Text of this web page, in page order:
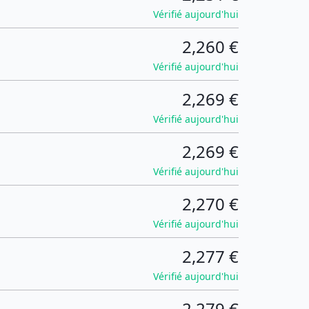
Vérifié aujourd'hui
2,260 €
Vérifié aujourd'hui
2,269 €
Vérifié aujourd'hui
2,269 €
Vérifié aujourd'hui
2,270 €
Vérifié aujourd'hui
2,277 €
Vérifié aujourd'hui